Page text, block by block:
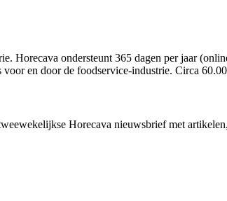
Horecava ondersteunt 365 dagen per jaar
en door de foodservice-industrie. Circa
Horecava nieuwsbrief met